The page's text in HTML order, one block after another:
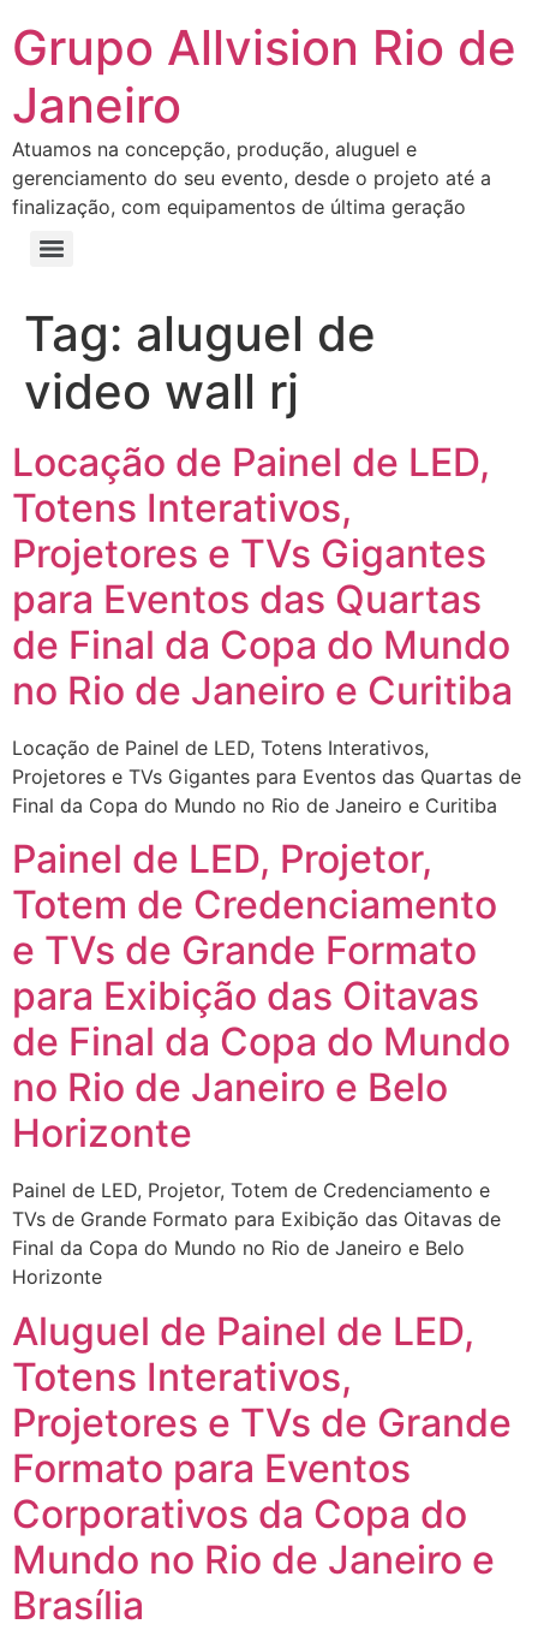
Grupo Allvision Rio de
Janeiro
Atuamos na concepção, produção, aluguel e
gerenciamento do seu evento, desde o projeto até a
finalização, com equipamentos de última geração
Tag: aluguel de
video wall rj
Locação de Painel de LED,
Totens Interativos,
Projetores e TVs Gigantes
para Eventos das Quartas
de Final da Copa do Mundo
no Rio de Janeiro e Curitiba
Locação de Painel de LED, Totens Interativos,
Projetores e TVs Gigantes para Eventos das Quartas de
Final da Copa do Mundo no Rio de Janeiro e Curitiba
Painel de LED, Projetor,
Totem de Credenciamento
e TVs de Grande Formato
para Exibição das Oitavas
de Final da Copa do Mundo
no Rio de Janeiro e Belo
Horizonte
Painel de LED, Projetor, Totem de Credenciamento e
TVs de Grande Formato para Exibição das Oitavas de
Final da Copa do Mundo no Rio de Janeiro e Belo
Horizonte
Aluguel de Painel de LED,
Totens Interativos,
Projetores e TVs de Grande
Formato para Eventos
Corporativos da Copa do
Mundo no Rio de Janeiro e
Brasília